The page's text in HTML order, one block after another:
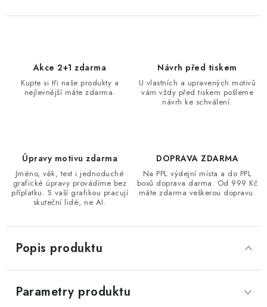
Akce 2+1 zdarma
Kupte si tři naše produkty a
nejlevnější máte zdarma.
Návrh před tiskem
U vlastních a upravených motivů
vám vždy před tiskem pošleme
návrh ke schválení.
Úpravy motivu zdarma
Jméno, věk, text i jednoduché
grafické úpravy provádíme bez
příplatku. S vaší grafikou pracují
skuteční lidé, ne AI.
DOPRAVA ZDARMA
Na PPL výdejní místa a do PPL
boxů doprava darma. Od 999 Kč
máte zdarma veškerou dopravu.
Popis produktu
Parametry produktu